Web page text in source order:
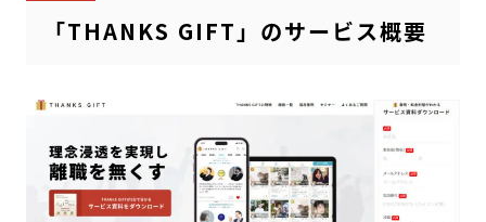
「THANKS GIFT」のサービス概要